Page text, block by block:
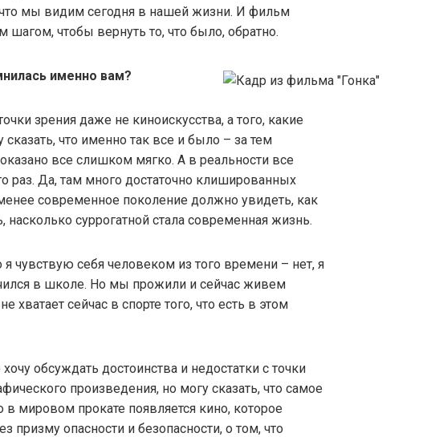
что мы видим сегодня в нашей жизни. И фильм
шагом, чтобы вернуть то, что было, обратно.
именно вам?
зрения даже не киноискусства, а того, какие
что именно так все и было – за тем
все слишком мягко. А в реальности все
раз. Да, там много достаточно клишированных
современное поколение должно увидеть, как
насколько суррогатной стала современная жизнь.
я чувствую себя человеком из того времени – нет, я
в школе. Но мы прожили и сейчас живем
хватает сейчас в спорте того, что есть в этом
обсуждать достоинства и недостатки с точки
произведения, но могу сказать, что самое
в мировом прокате появляется кино, которое
призму опасности и безопасности, о том, что